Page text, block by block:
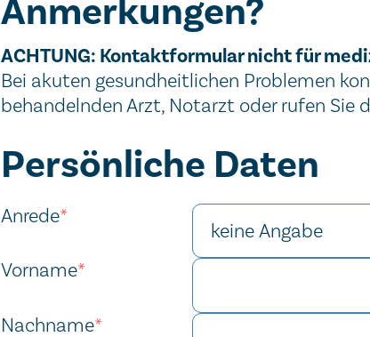
Anmerkungen?
Wichtiger Hinweis
ACHTUNG: Kontaktformular nicht für
Bei akuten gesundheitlichen Problemen
behandelnden Arzt, Notarzt oder rufen Sie
Website
Homepage
Website
Homepage
Kontaktformular
Persönliche Daten
Anrede*
Vorname*
Nachname*